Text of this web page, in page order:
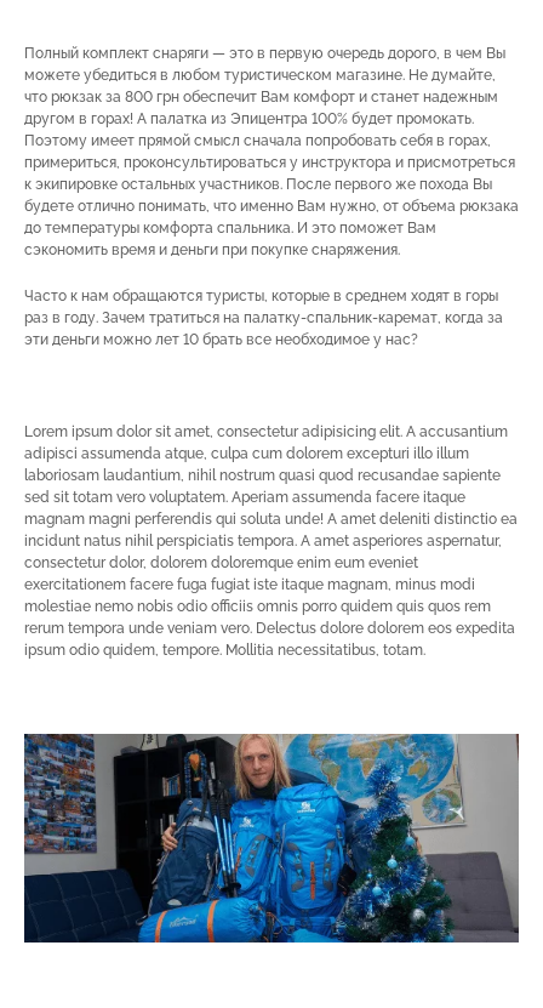
Полный комплект снаряги — это в первую очередь дорого, в чем Вы
можете убедиться в любом туристическом магазине. Не думайте,
что рюкзак за 800 грн обеспечит Вам комфорт и станет надежным
другом в горах! А палатка из Эпицентра 100% будет промокать.
Поэтому имеет прямой смысл сначала попробовать себя в горах,
примериться, проконсультироваться у инструктора и присмотреться
к экипировке остальных участников. После первого же похода Вы
будете отлично понимать, что именно Вам нужно, от объема рюкзака
до температуры комфорта спальника. И это поможет Вам
сэкономить время и деньги при покупке снаряжения.
Часто к нам обращаются туристы, которые в среднем ходят в горы
раз в году. Зачем тратиться на палатку-спальник-каремат, когда за
эти деньги можно лет 10 брать все необходимое у нас?
Lorem ipsum dolor sit amet, consectetur adipisicing elit. A accusantium
adipisci assumenda atque, culpa cum dolorem excepturi illo illum
laboriosam laudantium, nihil nostrum quasi quod recusandae sapiente
sed sit totam vero voluptatem. Aperiam assumenda facere itaque
magnam magni perferendis qui soluta unde! A amet deleniti distinctio ea
incidunt natus nihil perspiciatis tempora. A amet asperiores aspernatur,
consectetur dolor, dolorem doloremque enim eum eveniet
exercitationem facere fuga fugiat iste itaque magnam, minus modi
molestiae nemo nobis odio officiis omnis porro quidem quis quos rem
rerum tempora unde veniam vero. Delectus dolore dolorem eos expedita
ipsum odio quidem, tempore. Mollitia necessitatibus, totam.